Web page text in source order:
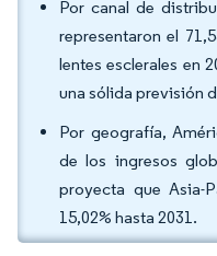
Por canal de
representaron el
lentes esclerales en
una sólida previsión
Por geografía,
de los ingresos
proyecta que Asia-
15,02% hasta 2031.